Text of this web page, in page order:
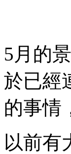
5月的
於已經
的事情
以前有